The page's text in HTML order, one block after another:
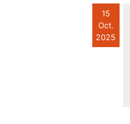
15
Oct.
2025